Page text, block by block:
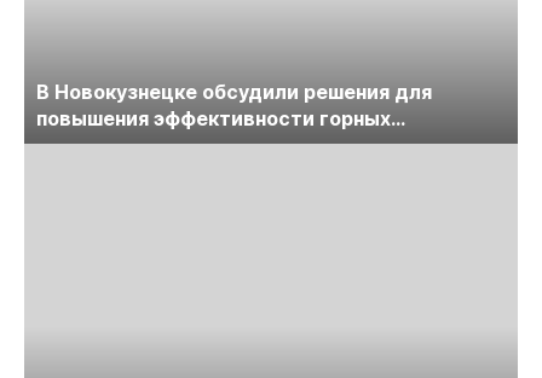
В Новокузнецке обсудили решения для
повышения эффективности горных
предприятий